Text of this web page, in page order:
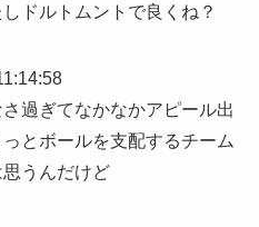
ドルトムントで良くね？
過ぎてなかなかアピール出
とボールを支配するチーム
うんだけど